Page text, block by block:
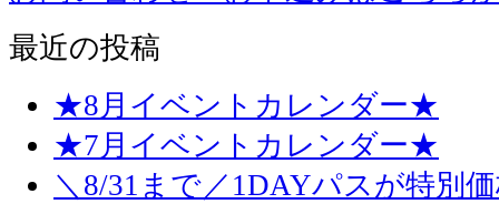
最近の投稿
★8月イベントカレンダー★
★7月イベントカレンダー★
＼8/31まで／1DAYパスが特別